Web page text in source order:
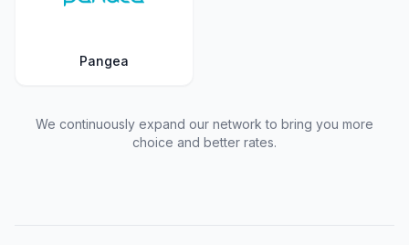
Pangea
We continuously expand our network to bring you more
choice and better rates.